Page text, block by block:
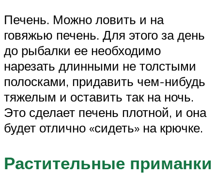
Печень. Можно ловить и на
говяжью печень. Для этого за день
до рыбалки ее необходимо
нарезать длинными не толстыми
полосками, придавить чем-нибудь
тяжелым и оставить так на ночь.
Это сделает печень плотной, и она
будет отлично «сидеть» на крючке.
Растительные приманки